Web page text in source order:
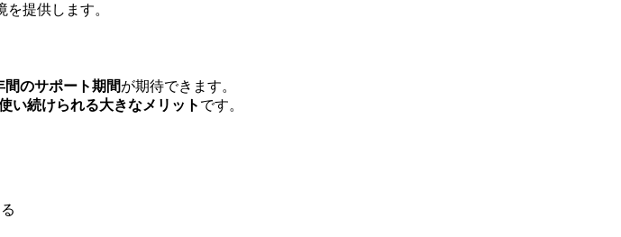
提供します。
間のサポート期間が期待できます。
い続けられる大きなメリット です。